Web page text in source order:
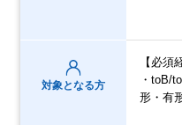
対象となる方
【必須
・toB/
形・有